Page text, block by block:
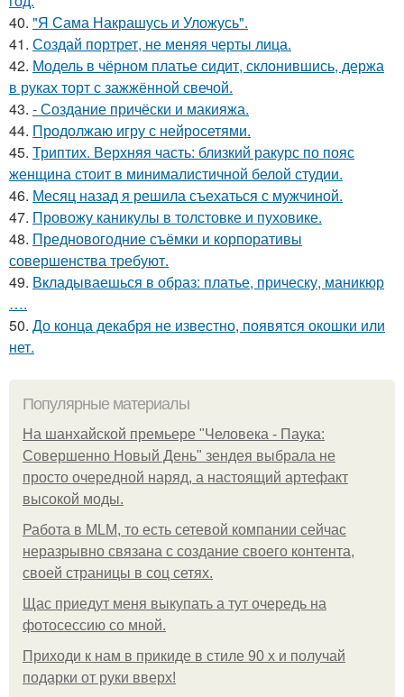
40. "Я Сама Накрашусь и Уложусь".
41. Создай портрет, не меняя черты лица.
42. Модель в чёрном платье сидит, склонившись, держа
в руках торт с зажжённой свечой.
43. - Создание причёски и макияжа.
44. Продолжаю игру с нейросетями.
45. Триптих. Верхняя часть: близкий ракурс по пояс
женщина стоит в минималистичной белой студии.
46. Месяц назад я решила съехаться с мужчиной.
47. Провожу каникулы в толстовке и пуховике.
48. Предновогодние съёмки и корпоративы
совершенства требуют.
49. Вкладываешься в образ: платье, прическу, маникюр
….
50. До конца декабря не известно, появятся окошки или
нет.
Популярные материалы
На шанхайской премьере "Человека - Паука:
Совершенно Новый День" зендея выбрала не
просто очередной наряд, а настоящий артефакт
высокой моды.
Работа в MLM, то есть сетевой компании сейчас
неразрывно связана с создание своего контента,
своей страницы в соц сетях.
Щас приедут меня выкупать а тут очередь на
фотосессию со мной.
Приходи к нам в прикиде в стиле 90 х и получай
подарки от руки вверх!